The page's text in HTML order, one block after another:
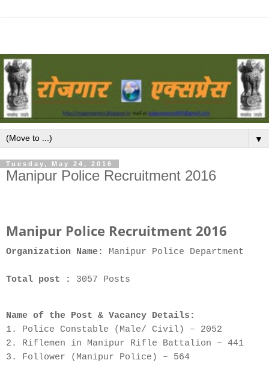
▼
Tuesday, May 24, 2016
Manipur Police Recruitment 2016
Manipur Police Recruitment 2016
Organization Name: Manipur Police Department
Total post : 3057 Posts
Name of the Post & Vacancy Details:
1. Police Constable (Male/ Civil) – 2052
2. Riflemen in Manipur Rifle Battalion – 441
3. Follower (Manipur Police) – 564